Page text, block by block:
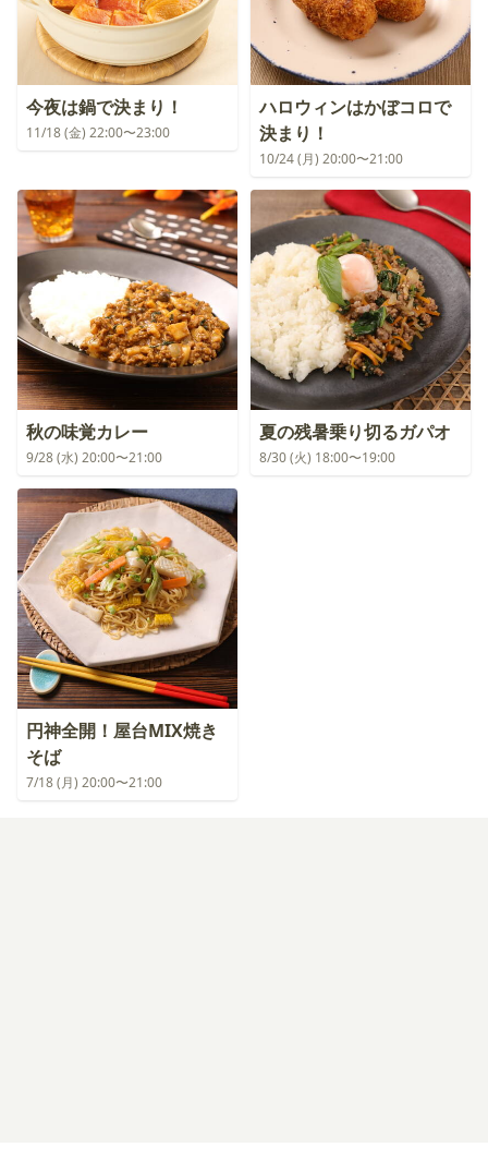
今夜は鍋で決まり！
11/18 (金) 22:00〜23:00
ハロウィンはかぼコロで
決まり！
10/24 (月) 20:00〜21:00
秋の味覚カレー
9/28 (水) 20:00〜21:00
夏の残暑乗り切るガパオ
8/30 (火) 18:00〜19:00
円神全開！屋台MIX焼き
そば
7/18 (月) 20:00〜21:00